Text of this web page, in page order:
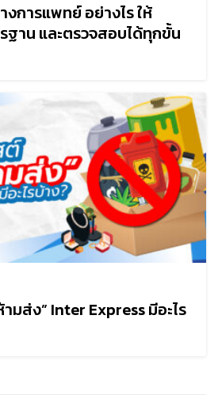
การแพทย์ อย่างไร ให้
าน และตรวจสอบได้ทุกขั้น
มส่ง” Inter Express มีอะไร